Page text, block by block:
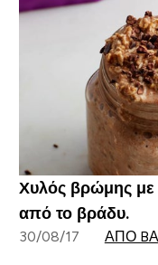
Χυλός βρώμης με
από το βράδυ.
30/08/17 ΑΠΌ